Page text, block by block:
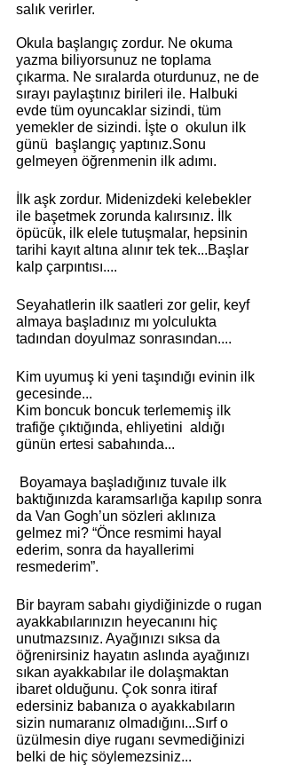
salık verirler.
Okula başlangıç zordur. Ne okuma
yazma biliyorsunuz ne toplama
çıkarma. Ne sıralarda oturdunuz, ne de
sırayı paylaştınız birileri ile. Halbuki
evde tüm oyuncaklar sizindi, tüm
yemekler de sizindi. İşte o  okulun ilk
günü  başlangıç yaptınız.Sonu
gelmeyen öğrenmenin ilk adımı.
İlk aşk zordur. Midenizdeki kelebekler
ile başetmek zorunda kalırsınız. İlk
öpücük, ilk elele tutuşmalar, hepsinin
tarihi kayıt altına alınır tek tek...Başlar
kalp çarpıntısı....
Seyahatlerin ilk saatleri zor gelir, keyf
almaya başladınız mı yolculukta
tadından doyulmaz sonrasından....
Kim uyumuş ki yeni taşındığı evinin ilk
gecesinde...
Kim boncuk boncuk terlememiş ilk
trafiğe çıktığında, ehliyetini  aldığı
günün ertesi sabahında...
baktığınızda karamsarlığa kapılıp sonra
da Van Gogh’un sözleri aklınıza
gelmez mi? “Önce resmimi hayal
ederim, sonra da hayallerimi
resmederim”.
Bir bayram sabahı giydiğinizde o rugan
ayakkabılarınızın heyecanını hiç
unutmazsınız. Ayağınızı sıksa da
öğrenirsiniz hayatın aslında ayağınızı
sıkan ayakkabılar ile dolaşmaktan
ibaret olduğunu. Çok sonra itiraf
edersiniz babanıza o ayakkabıların
sizin numaranız olmadığını...Sırf o
üzülmesin diye ruganı sevmediğinizi
belki de hiç söylemezsiniz...